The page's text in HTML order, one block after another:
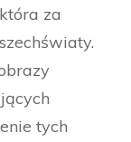
za
tych